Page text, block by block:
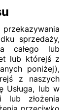
sprzedaży,
całego lub
lub którejś z
poniżej),
z naszych
Usługa, lub w
lub złożenia